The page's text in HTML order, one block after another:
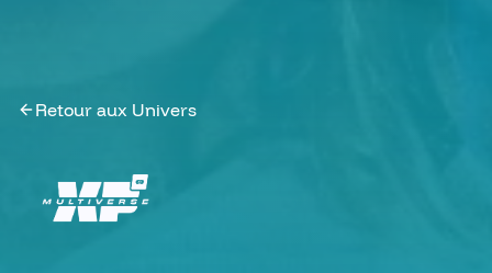
Retour aux Univers